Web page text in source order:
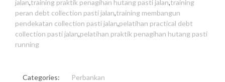
jalan,training praktik penagihan hutang pasti jalan,training
peran debt collection pasti jalan,training membangun
pendekatan collection pasti jalan,pelatihan practical debt
collection pasti jalan,pelatihan praktik penagihan hutang pasti
running
Categories:
Perbankan